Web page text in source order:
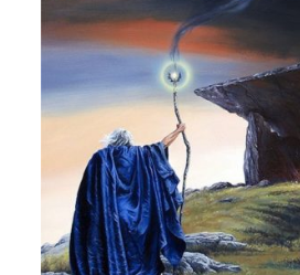
AJOUTER AU PANIER